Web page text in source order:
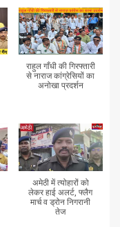
राहुल गाँधी की गिरफ्तारी
से नाराज कांग्रेसियों का
अनोखा प्रदर्शन
अमेठी में त्योहारों को
लेकर हाई अलर्ट, फ्लैग
मार्च व ड्रोन निगरानी
तेज